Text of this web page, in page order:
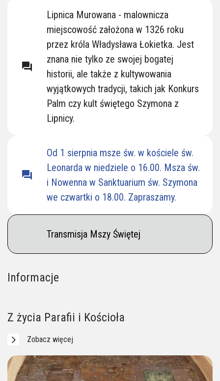
question_answer
Lipnica Murowana - malownicza
miejscowość założona w 1326 roku
przez króla Władysława Łokietka. Jest
znana nie tylko ze swojej bogatej
historii, ale także z kultywowania
wyjątkowych tradycji, takich jak Konkurs
Palm czy kult świętego Szymona z
Lipnicy.
question_answer
Od 1 sierpnia msze św. w kościele św.
Leonarda w niedziele o 16.00. Msza św.
i Nowenna w Sanktuarium św. Szymona
we czwartki o 18.00. Zapraszamy.
Transmisja Mszy Świętej
Informacje
Na Pielgrzymów czeka Przewodnik (p. Aneta)
Z życia Parafii i Kościoła
Zobacz więcej